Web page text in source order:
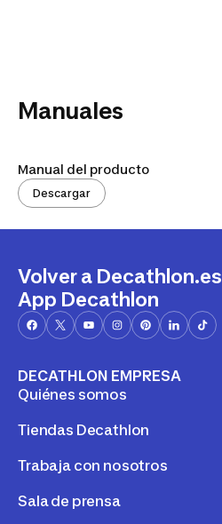
Manuales
Manual del producto
Descargar
Volver a Decathlon.es
App Decathlon
DECATHLON EMPRESA
Quiénes somos
Tiendas Decathlon
Trabaja con nosotros
Sala de prensa